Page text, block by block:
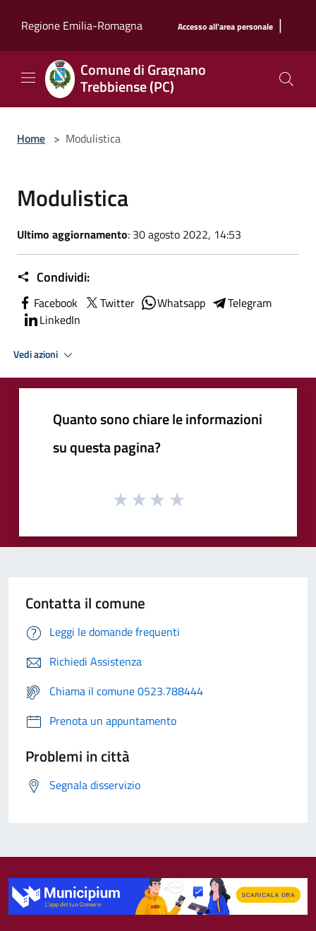
Regione Emilia-Romagna
Accesso all'area personale |
Comune di Gragnano
Trebbiense (PC)
Home > Modulistica
Modulistica
Ultimo aggiornamento: 30 agosto 2022, 14:53
Condividi:
Facebook Twitter Whatsapp
Telegram
LinkedIn
Vedi azioni
Quanto sono chiare le informazioni
su questa pagina?
Contatta il comune
Leggi le domande frequenti
Richiedi Assistenza
Chiama il comune 0523.788444
Prenota un appuntamento
Problemi in città
Segnala disservizio